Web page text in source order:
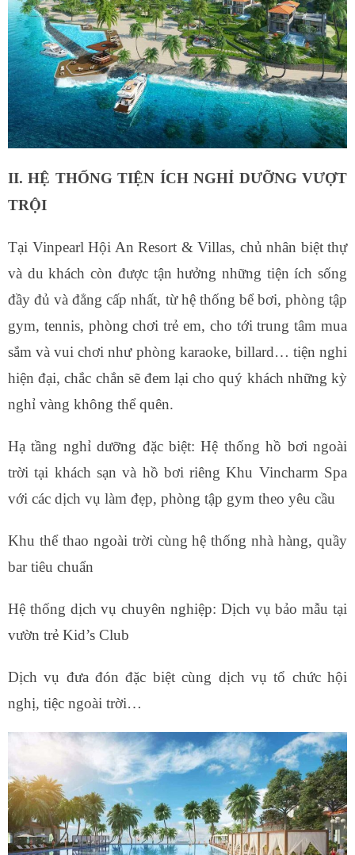
II. HỆ THỐNG TIỆN ÍCH NGHỈ DƯỠNG VƯỢT
TRỘI
Tại Vinpearl Hội An Resort & Villas, chủ nhân biệt thự
và du khách còn được tận hưởng những tiện ích sống
đầy đủ và đẳng cấp nhất, từ hệ thống bể bơi, phòng tập
gym, tennis, phòng chơi trẻ em, cho tới trung tâm mua
sắm và vui chơi như phòng karaoke, billard… tiện nghi
hiện đại, chắc chắn sẽ đem lại cho quý khách những kỳ
nghỉ vàng không thể quên.
Hạ tầng nghỉ dưỡng đặc biệt: Hệ thống hồ bơi ngoài
trời tại khách sạn và hồ bơi riêng Khu Vincharm Spa
với các dịch vụ làm đẹp, phòng tập gym theo yêu cầu
Khu thể thao ngoài trời cùng hệ thống nhà hàng, quầy
bar tiêu chuẩn
Hệ thống dịch vụ chuyên nghiệp: Dịch vụ bảo mẫu tại
vườn trẻ Kid’s Club
Dịch vụ đưa đón đặc biệt cùng dịch vụ tổ chức hội
nghị, tiệc ngoài trời…